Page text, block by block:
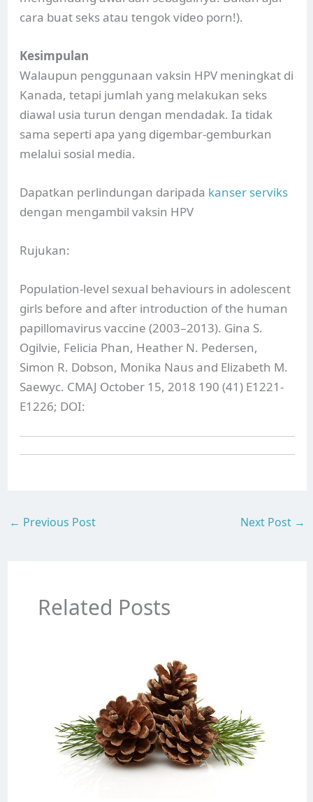
cara buat seks atau tengok video porn!).
Kesimpulan
Walaupun penggunaan vaksin HPV meningkat di
Kanada, tetapi jumlah yang melakukan seks
diawal usia turun dengan mendadak. Ia tidak
sama seperti apa yang digembar-gemburkan
melalui sosial media.
Dapatkan perlindungan daripada kanser serviks
dengan mengambil vaksin HPV
Rujukan:
Population-level sexual behaviours in adolescent
girls before and after introduction of the human
papillomavirus vaccine (2003–2013). Gina S.
Ogilvie, Felicia Phan, Heather N. Pedersen,
Simon R. Dobson, Monika Naus and Elizabeth M.
Saewyc. CMAJ October 15, 2018 190 (41) E1221-
E1226; DOI:
← Previous Post Next Post →
Related Posts